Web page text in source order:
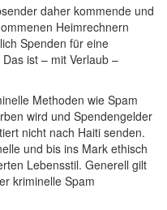
daher kommende und
Heimrechnern
Spenden für eine
ist – mit Verlaub –
Methoden wie Spam
wird und Spendengelder
nicht nach Haiti senden.
und bis ins Mark ethisch
Lebensstil. Generell gilt
kriminelle Spam